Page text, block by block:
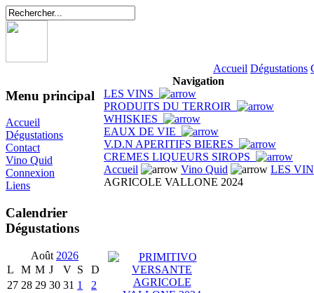
Accueil Dégustations
Menu principal
Accueil
Dégustations
Contact
Vino Quid
Connexion
Liens
Calendrier
Dégustations
Août 2026
L
M M J V S
D
27 28 29 30 31 1
2
Navigation
LES VINS
PRODUITS DU TERROIR
WHISKIES
EAUX DE VIE
V.D.N APERITIFS BIERES
CREMES LIQUEURS SIROPS
Accueil
Vino Quid
LES
AGRICOLE VALLONE 2024